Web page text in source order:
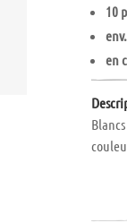
10
en